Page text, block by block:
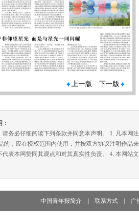
上一版 下一版
务必仔细阅读下列条款并同意本声明。 1. 凡本
的，应在授权范围内使用，并按双方协议注明作品
表本网赞同其观点和对其真实性负责。 4. 本网
中国青年报简介 联系方式 广